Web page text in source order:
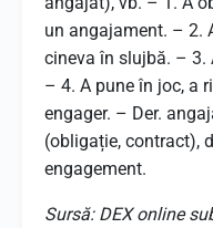
un angajament. – 2.
cineva în slujbă. – 3.
– 4. A pune în joc, a
engager. – Der.
(obligație, contract),
engagement.
Sursă: DEX online